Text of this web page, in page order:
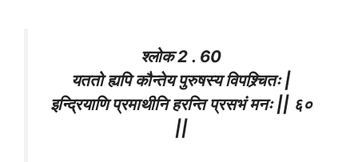
श्लोक 2 . 60
यततो ह्यपि कौन्तेय पुरुषस्य विपश्र्चितः |
इन्द्रियाणि प्रमाथीनि हरन्ति प्रसभं मनः || ६०
||